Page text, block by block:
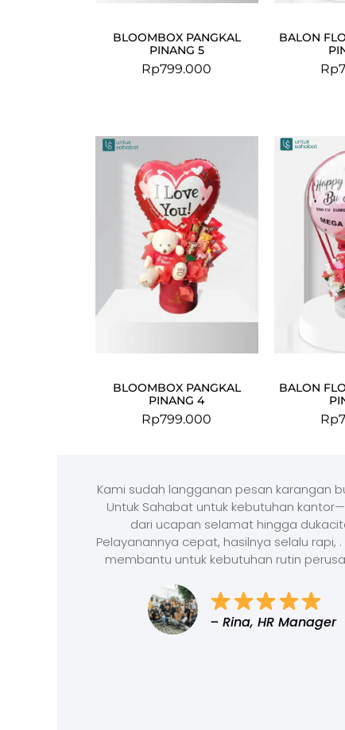
BLOOMBOX PANGKAL
PINANG 5
Rp799.000
BALON
Rp
BLOOMBOX PANGKAL
PINANG 4
Rp799.000
BALON
Rp
Kami sudah langganan pesan karangan
Untuk Sahabat untuk kebutuhan
dari ucapan selamat hingga
Pelayanannya cepat, hasilnya selalu rapi,
membantu untuk kebutuhan rutin
– Rina, HR Manager